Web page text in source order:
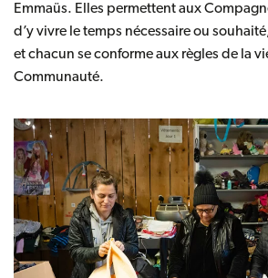
Emmaüs. Elles permettent aux
d’y vivre le temps nécessaire ou
et chacun se conforme aux règles de la
Communauté.